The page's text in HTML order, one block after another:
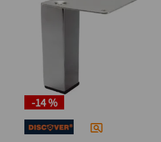
-14 %